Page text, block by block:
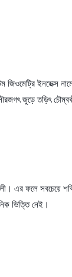
জিওমেট্রি ইনডেক্স
জুড়ে তড়িৎ
এর ফলে সবচেয়ে
ভিত্তি নেই।